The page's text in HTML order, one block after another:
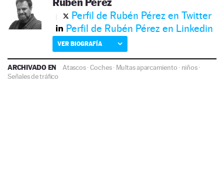
Perfil de Rubén Pérez en Twitter
Perfil de Rubén Pérez en Linkedin
VER BIOGRAFÍA
ARCHIVADO EN Atascos·Coches· Multas aparcamiento · niños·
Señales de tráfico